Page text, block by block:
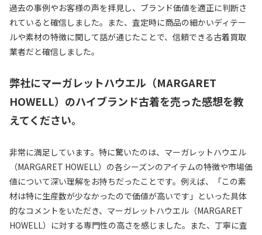
過去の事例やお客様の声を拝見し、ブランド価値を適正に判断さ
れていると確信しました。また、査定時に商品の細かいディテー
ルや素材の特徴に関して話が通じたことで、信頼できる古着買取
業者だと確信しました。
弊社にマーガレットハウエル（MARGARET
HOWELL）のハイブランド古着を売った感想を教
えてください。
非常に満足しています。特に驚いたのは、マーガレットハウエル
（MARGARET HOWELL）の各シーズンのアイテムの特徴や市場価
値について深い理解をお持ちだったことです。例えば、「この素
材は特に生産数が少なかったので価値が高いです」といった具体
的なコメントをいただき、マーガレットハウエル（MARGARET
HOWELL）に対する専門性の高さを感じました。また、丁寧に査